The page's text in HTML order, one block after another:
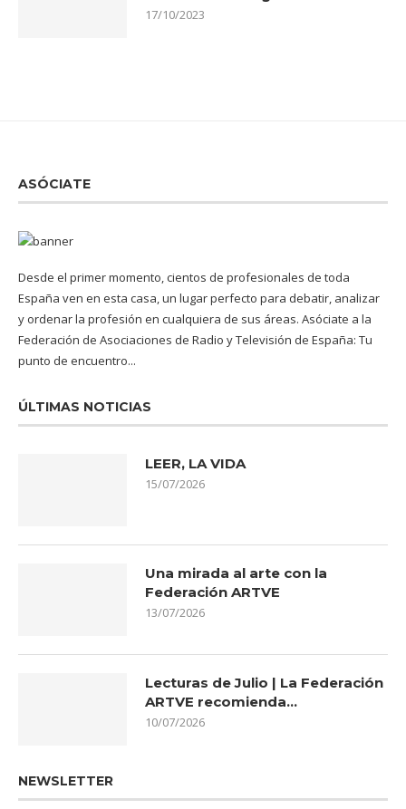
17/10/2023
ASÓCIATE
Desde el primer momento, cientos de profesionales de toda
España ven en esta casa, un lugar perfecto para debatir, analizar
y ordenar la profesión en cualquiera de sus áreas. Asóciate a la
Federación de Asociaciones de Radio y Televisión de España: Tu
punto de encuentro...
ÚLTIMAS NOTICIAS
LEER, LA VIDA
15/07/2026
Una mirada al arte con la
Federación ARTVE
13/07/2026
Lecturas de Julio | La Federación
ARTVE recomienda…
10/07/2026
NEWSLETTER